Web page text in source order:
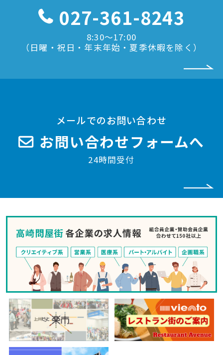
027-361-8243
8:30〜17:00
（日曜・祝日・年末年始・夏季休暇を除く）
メールでのお問い合わせ
お問い合わせフォームへ
24時間受付